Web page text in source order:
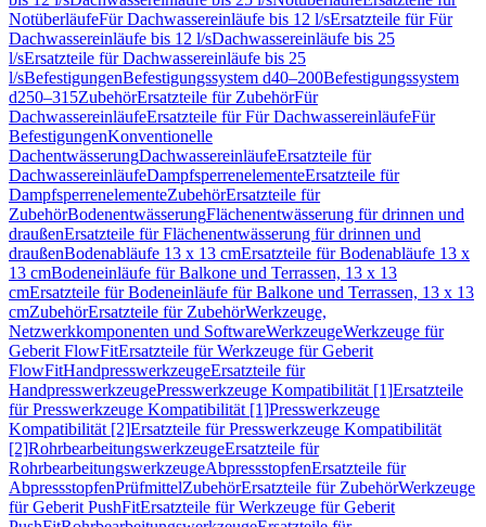
NotüberläufeFür Dachwassereinläufe bis 12 l/sErsatzteile für Für
Dachwassereinläufe bis 12 l/sDachwassereinläufe bis 25
l/sErsatzteile für Dachwassereinläufe bis 25
l/sBefestigungenBefestigungssystem d40–200Befestigungssystem
d250–315ZubehörErsatzteile für ZubehörFür
DachwassereinläufeErsatzteile für Für DachwassereinläufeFür
BefestigungenKonventionelle
DachentwässerungDachwassereinläufeErsatzteile für
DachwassereinläufeDampfsperrenelementeErsatzteile für
DampfsperrenelementeZubehörErsatzteile für
ZubehörBodenentwässerungFlächenentwässerung für drinnen und
draußenErsatzteile für Flächenentwässerung für drinnen und
draußenBodenabläufe 13 x 13 cmErsatzteile für Bodenabläufe 13 x
13 cmBodeneinläufe für Balkone und Terrassen, 13 x 13
cmErsatzteile für Bodeneinläufe für Balkone und Terrassen, 13 x 13
cmZubehörErsatzteile für ZubehörWerkzeuge,
Netzwerkkomponenten und SoftwareWerkzeugeWerkzeuge für
Geberit FlowFitErsatzteile für Werkzeuge für Geberit
FlowFitHandpresswerkzeugeErsatzteile für
HandpresswerkzeugePresswerkzeuge Kompatibilität [1]Ersatzteile
für Presswerkzeuge Kompatibilität [1]Presswerkzeuge
Kompatibilität [2]Ersatzteile für Presswerkzeuge Kompatibilität
[2]RohrbearbeitungswerkzeugeErsatzteile für
RohrbearbeitungswerkzeugeAbpressstopfenErsatzteile für
AbpressstopfenPrüfmittelZubehörErsatzteile für ZubehörWerkzeuge
für Geberit PushFitErsatzteile für Werkzeuge für Geberit